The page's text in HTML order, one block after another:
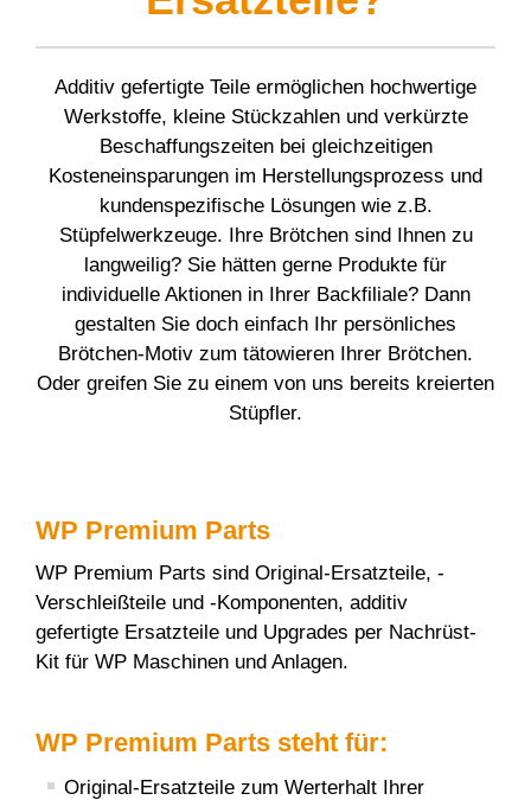
Teilen & Wirken Brötchen
Brötchenanlagen
Brotanlagen
Maschinenreiniger
3D-Druck für Stüpfel
Kontakt
WP SERVICELINE 24
Ersatzteile
Historie
Kooperationen
Von Rietberg in die Welt
Backzentrum
Messetermine
Auslandsvertretungen
Kontakt & Anfahrt
Additiv gefertigte Teile ermöglichen hochwertige
Werkstoffe, kleine Stückzahlen und verkürzte
Beschaffungszeiten bei gleichzeitigen
Kosteneinsparungen im Herstellungsprozess und
kundenspezifische Lösungen wie z.B.
Stüpfelwerkzeuge. Ihre Brötchen sind Ihnen zu
langweilig? Sie hätten gerne Produkte für
individuelle Aktionen in Ihrer Backfiliale? Dann
gestalten Sie doch einfach Ihr persönliches
Brötchen‐Motiv zum tätowieren Ihrer Brötchen.
Oder greifen Sie zu einem von uns bereits kreierten
Stüpfler.
WP Premium Parts
WP Premium Parts sind Original-Ersatzteile, -
Verschleißteile und -Komponenten, additiv
gefertigte Ersatzteile und Upgrades per Nachrüst-
Kit für WP Maschinen und Anlagen.
WP Premium Parts steht für:
Original-Ersatzteile zum Werterhalt Ihrer